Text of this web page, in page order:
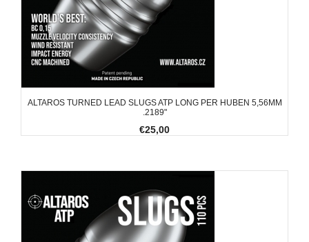
ALTAROS TURNED LEAD SLUGS ATP LONG PER HUBEN 5,56MM
.2189"
€25,00